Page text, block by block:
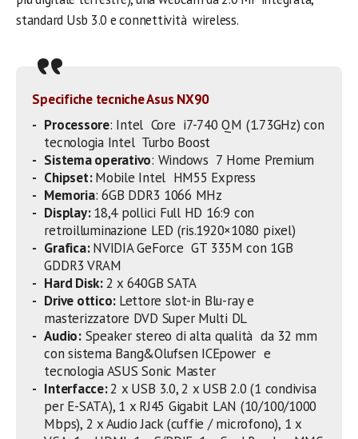
standard Usb 3.0 e connettività wireless.
Specifiche tecniche Asus NX90
Processore: Intel Core i7-740 QM (1.73GHz) con
tecnologia Intel Turbo Boost
Sistema operativo: Windows 7 Home Premium
Chipset:Mobile Intel HM55 Express
Memoria: 6GB DDR3 1066 MHz
Display:18,4 pollici Full HD 16:9 con
retroilluminazione LED (ris.1920×1080 pixel)
Grafica:NVIDIA GeForce GT 335M con 1GB
GDDR3 VRAM
Hard Disk:2 x 640GB SATA
Drive ottico: Lettore slot-in Blu-ray e
masterizzatore DVD Super Multi DL
Audio:Speaker stereo di alta qualità da 32 mm
con sistema Bang&Olufsen ICEpower e
tecnologia ASUS Sonic Master
Interfacce:2 x USB 3.0, 2 x USB 2.0 (1 condivisa
per E-SATA), 1 x RJ45 Gigabit LAN (10/100/1000
Mbps), 2 x Audio Jack (cuffie / microfono), 1 x